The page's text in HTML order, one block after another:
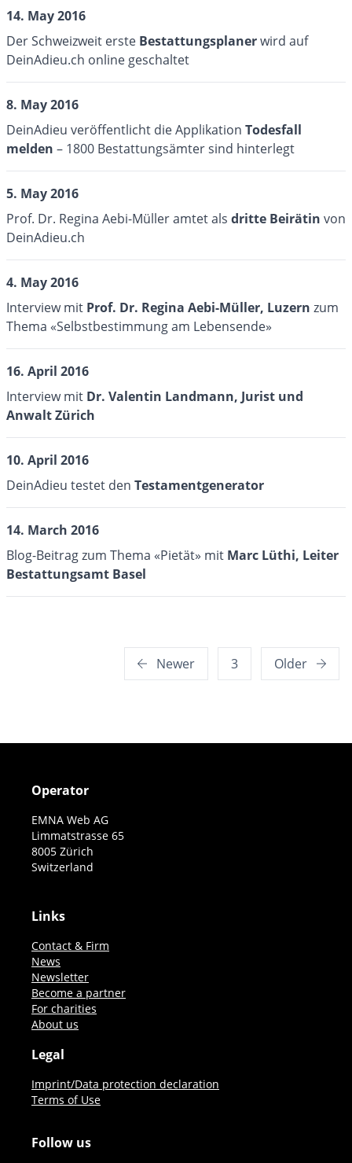
14. May 2016
Der Schweizweit erste Bestattungsplanerwird auf
DeinAdieu.ch online geschaltet
8. May 2016
DeinAdieu veröffentlicht die Applikation Todesfall
melden – 1800 Bestattungsämter sind hinterlegt
5. May 2016
Prof. Dr. Regina Aebi-Müller amtet als dritte Beirätin von
DeinAdieu.ch
4. May 2016
Interview mit Prof. Dr. Regina Aebi-Müller, Luzern zum
Thema «Selbstbestimmung am Lebensende»
16. April 2016
Interview mit Dr. Valentin Landmann, Jurist und
Anwalt Zürich
10. April 2016
DeinAdieu testet den Testamentgenerator
14. March 2016
Blog-Beitrag zum Thema «Pietät» mit Marc Lüthi, Leiter
Bestattungsamt Basel
Newer 3 Older
Operator
EMNA Web AG
Limmatstrasse 65
8005 Zürich
Switzerland
Links
Contact & Firm
News
Newsletter
Become a partner
For charities
About us
Legal
Imprint/Data protection declaration
Terms of Use
Follow us